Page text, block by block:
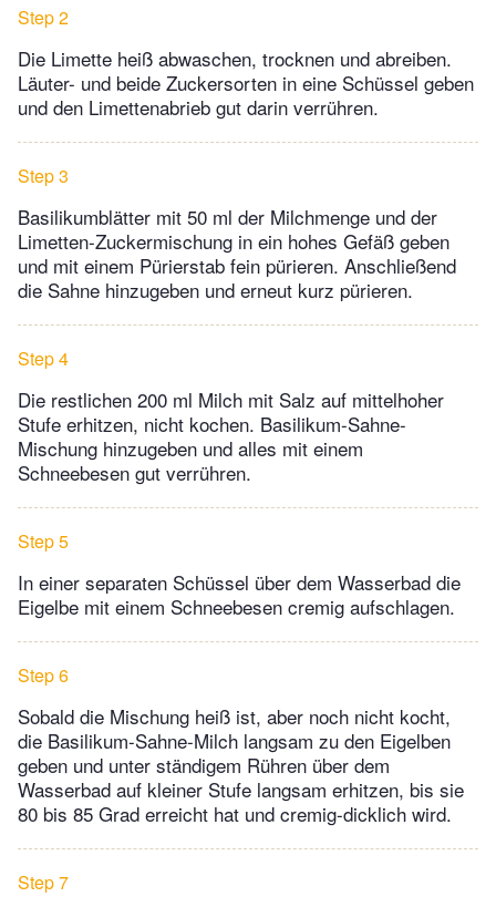
Step 2
Die Limette heiß abwaschen, trocknen und abreiben.
Läuter- und beide Zuckersorten in eine Schüssel geben
und den Limettenabrieb gut darin verrühren.
Step 3
Basilikumblätter mit 50 ml der Milchmenge und der
Limetten-Zuckermischung in ein hohes Gefäß geben
und mit einem Pürierstab fein pürieren. Anschließend
die Sahne hinzugeben und erneut kurz pürieren.
Step 4
Die restlichen 200 ml Milch mit Salz auf mittelhoher
Stufe erhitzen, nicht kochen. Basilikum-Sahne-
Mischung hinzugeben und alles mit einem
Schneebesen gut verrühren.
Step 5
In einer separaten Schüssel über dem Wasserbad die
Eigelbe mit einem Schneebesen cremig aufschlagen.
Step 6
Sobald die Mischung heiß ist, aber noch nicht kocht,
die Basilikum-Sahne-Milch langsam zu den Eigelben
geben und unter ständigem Rühren über dem
Wasserbad auf kleiner Stufe langsam erhitzen, bis sie
80 bis 85 Grad erreicht hat und cremig-dicklich wird.
Step 7